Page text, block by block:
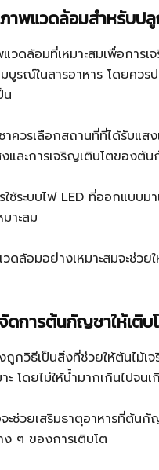
ภาพแวดล้อมสำหรับ
ดล้อมที่เหมาะสมเพื่อการเ
บูรณ์ในสารอาหาร โดยคว
น
วรเลือกสถานที่ที่ได้รับแส
งและการเจริญเติบโตของต้
ช้ระบบไฟ LED ที่ออกแบบ
าะสม
ดล้อมอย่างเหมาะสมจะช่
ดการต้นกัญชาให้เติ
กวิธีเป็นสิ่งที่ช่วยให้ต้นไม้
โดยไม่ให้น้ำมากเกินไปจน
ะช่วยเสริมธาตุอาหารที่ต้น
ง ๆ ของการเติบโต